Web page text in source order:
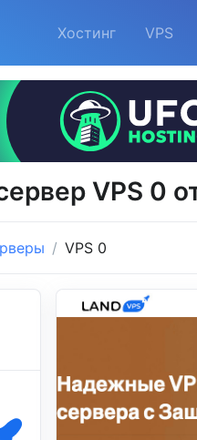
Хостинг VPS
VPS 0
VPS 0